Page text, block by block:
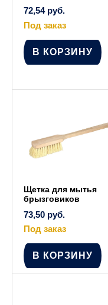
72,54 руб.
Под заказ
В КОРЗИНУ
Щетка для мытья
брызговиков
73,50 руб.
Под заказ
В КОРЗИНУ